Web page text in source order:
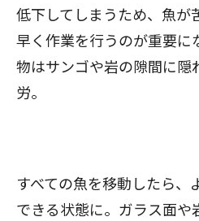
低下してしまうため、魚が
早く作業を行うのが重要に
物はサンゴや岩の隙間に隠
労。
すべての魚を移動したら、
できる状態に。ガラス面や